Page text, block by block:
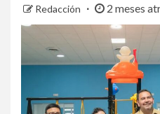
Redacción 2 meses